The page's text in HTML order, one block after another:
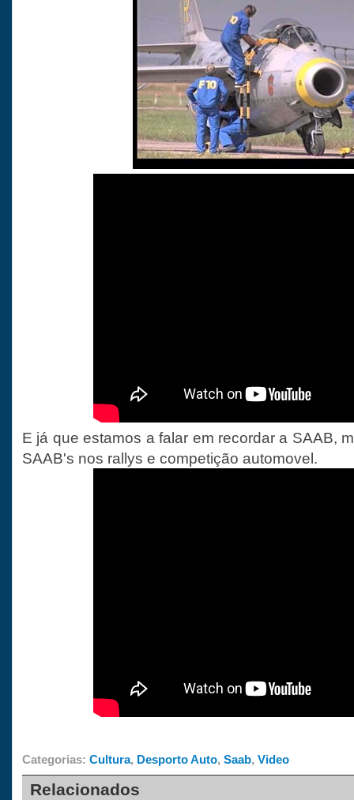
E já que estamos a falar em recordar a SAAB,
SAAB's nos rallys e competição automovel.
Categorias: Cultura, Desporto Auto, Saab, Video
Relacionados